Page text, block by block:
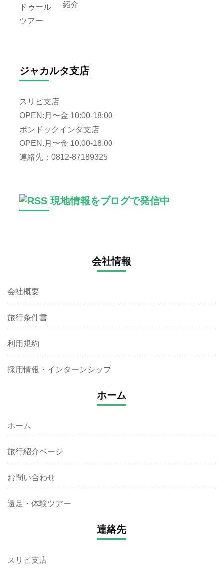
紹介
ジャカルタ支店
スリピ支店
OPEN:月〜金 10:00-18:00
ポンドックインダ支店
OPEN:月〜金 10:00-18:00
連絡先：0812-87189325
現地情報をブログで発信中
会社情報
会社概要
旅行条件書
利用規約
採用情報・インターンシップ
ホーム
ホーム
旅行紹介ページ
お問い合わせ
遠足・体験ツアー
連絡先
スリピ支店